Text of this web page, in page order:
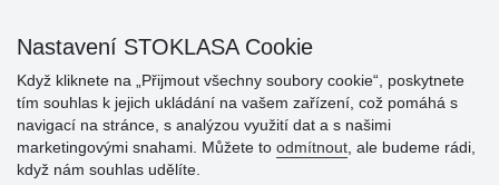
Hodnocení
zákazníků
Nastavení STOKLASA Cookie
Když kliknete na „Přijmout všechny soubory cookie“, poskytnete
tím souhlas k jejich ukládání na vašem zařízení, což pomáhá s
navigací na stránce, s analýzou využití dat a s našimi
marketingovými snahami. Můžete to odmítnout , ale budeme rádi,
když nám souhlas udělíte.